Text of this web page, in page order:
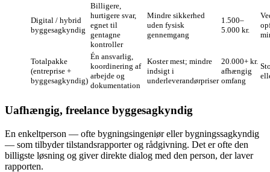
Digital / hybrid
byggesagkyndig
Billigere,
hurtigere svar,
egnet til
gentagne
kontroller
Mindre sikkerhed
uden fysisk
gennemgang
1.500–
5.000 kr.
Totalpakke
(entreprise +
byggesagkyndig)
Én ansvarlig,
koordinering af
arbejde og
dokumentation
Koster mest; mindre
indsigt i
underleverandørpriser
20.000+ kr.
afhængig
omfang
Uafhængig, freelance byggesagkyndig
En enkeltperson — ofte bygningsingeniør eller bygningssagkyndig
— som tilbyder tilstandsrapporter og rådgivning. Det er ofte den
billigste løsning og giver direkte dialog med den person, der laver
rapporten.